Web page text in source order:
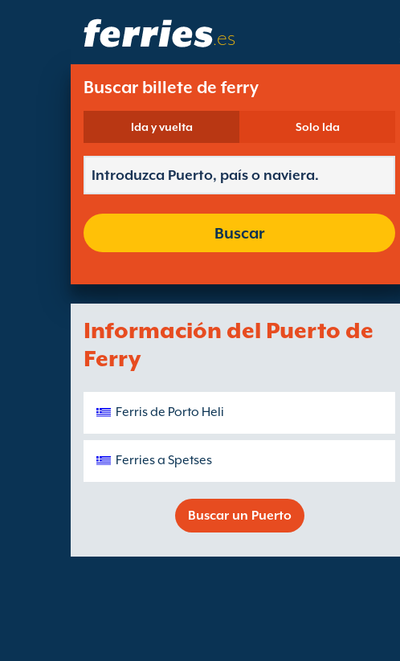
.es
Buscar billete de ferry
Ida y vuelta Solo Ida
Buscar
Información del Puerto de
Ferry
Ferris de Porto Heli
Ferries a Spetses
Buscar un Puerto